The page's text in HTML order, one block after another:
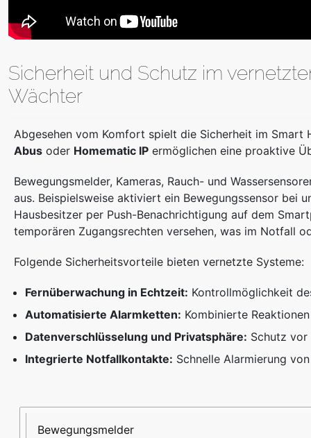
Sicherheit und Schutz im
Wächter
Abgesehen vom Komfort spielt die Sicherheit im Smart
Abus oder Homematic IP ermöglichen eine proaktive
Bewegungsmelder, Kameras, Rauch- und
aus. Beispielsweise aktiviert ein Bewegungssensor bei
Hausbesitzer per Push-Benachrichtigung auf dem
temporären Zugangsrechten versehen, was im Notfall
Folgende Sicherheitsvorteile bieten vernetzte Systeme:
Fernüberwachung in Echtzeit: Kontrollmöglichkeit
Automatisierte Alarmketten: Kombinierte
Datenverschlüsselung und Privatsphäre: Schutz vor
Integrierte Notfallkontakte: Schnelle Alarmierung
Sensor-/Systemtyp
Funktion
Herstellerbeispiel
Bewegungsmelder